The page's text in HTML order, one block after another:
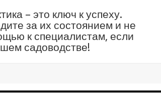
– это ключ к успеху.
за их состоянием и не
к специалистам, если
садоводстве!